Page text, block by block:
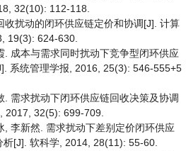
32(10): 112-118.
收扰动的闭环供应链定价和协调[J]. 计算
19(3): 624-630.
. 成本与需求同时扰动下竞争型闭环供应
系统管理学报, 2016, 25(3): 546-555+5
. 需求扰动下闭环供应链回收决策及协调
2017, 32(5): 699-709.
, 李新然. 需求扰动下差别定价闭环供应
[J]. 软科学, 2014, 28(11): 55-60.